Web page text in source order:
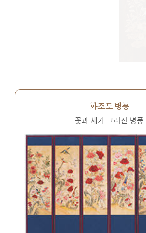
화조도 병풍
꽃과 새가 그려진 병풍